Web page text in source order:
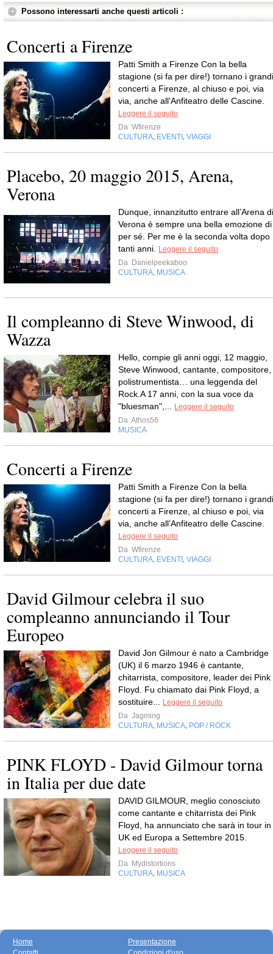
Possono interessarti anche questi articoli :
Concerti a Firenze
Patti Smith a Firenze Con la bella
stagione (si fa per dire!) tornano i grandi
concerti a Firenze, al chiuso e poi, via
via, anche all’Anfiteatro delle Cascine.
Leggere il seguito
Da Wfirenze
CULTURA EVENTI VIAGGI
Placebo, 20 maggio 2015, Arena,
Verona
Dunque, innanzitutto entrare all’Arena di
Verona è sempre una bella emozione di
per sé. Per me è la seconda volta dopo
tanti anni.
Leggere il seguito
Da Danielpeekaboo
CULTURA MUSICA
Il compleanno di Steve Winwood, di
Wazza
Hello, compie gli anni oggi, 12 maggio,
Steve Winwood, cantante, compositore,
polistrumentista… una leggenda del
Rock.A 17 anni, con la sua voce da
"bluesman",...
Leggere il seguito
Da Athos56
MUSICA
Concerti a Firenze
Patti Smith a Firenze Con la bella
stagione (si fa per dire!) tornano i grandi
concerti a Firenze, al chiuso e poi, via
via, anche all’Anfiteatro delle Cascine.
Leggere il seguito
Da Wfirenze
CULTURA EVENTI VIAGGI
David Gilmour celebra il suo
compleanno annunciando il Tour
Europeo
David Jon Gilmour è nato a Cambridge
(UK) il 6 marzo 1946 è cantante,
chitarrista, compositore, leader dei Pink
Floyd. Fu chiamato dai Pink Floyd, a
sostituire...
Leggere il seguito
Da Jagming
CULTURA MUSICA POP / ROCK
PINK FLOYD - David Gilmour torna
in Italia per due date
DAVID GILMOUR, meglio conosciuto
come cantante e chitarrista dei Pink
Floyd, ha annunciato che sarà in tour in
UK ed Europa a Settembre 2015.
Leggere il seguito
Da Mydistortions
CULTURA MUSICA
Home
Presentazione